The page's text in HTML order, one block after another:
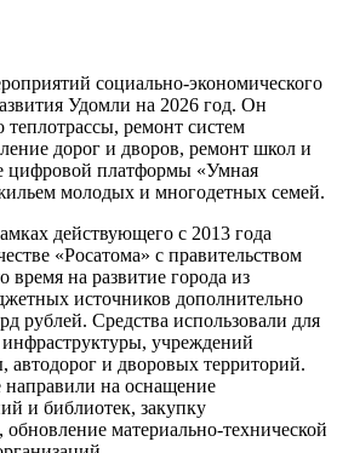
социально-экономического
Удомли на 2026 год. Он
теплотрассы, ремонт систем
дорог и дворов, ремонт школ и
цифровой платформы «Умная
молодых и многодетных семей.
действующего с 2013 года
«Росатома» с правительством
время на развитие города из
источников дополнительно
рублей. Средства использовали для
учреждений
автодорог и дворовых территорий.
на оснащение
и библиотек, закупку
материально-технической